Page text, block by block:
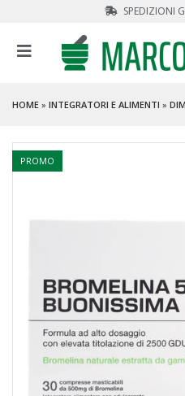
SPEDIZIONI
HOME » INTEGRATORI E ALIMENTI »
PROMO